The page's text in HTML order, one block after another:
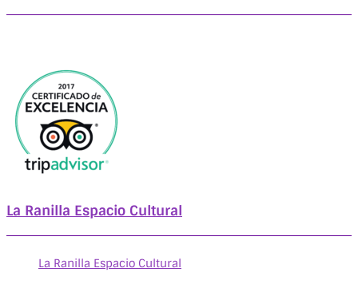
La Ranilla Espacio Cultural
La Ranilla Espacio Cultural